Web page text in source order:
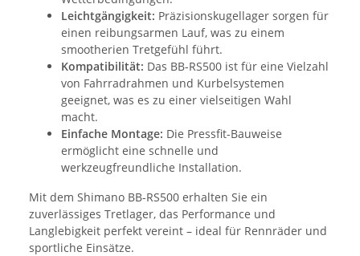
Leichtgängigkeit: Präzisionskugellager sorgen für
einen reibungsarmen Lauf, was zu einem
smootherien Tretgefühl führt.
Kompatibilität: Das BB-RS500 ist für eine Vielzahl
von Fahrradrahmen und Kurbelsystemen
geeignet, was es zu einer vielseitigen Wahl
macht.
Einfache Montage: Die Pressfit-Bauweise
ermöglicht eine schnelle und
werkzeugfreundliche Installation.
Mit dem Shimano BB-RS500 erhalten Sie ein
zuverlässiges Tretlager, das Performance und
Langlebigkeit perfekt vereint – ideal für Rennräder und
sportliche Einsätze.